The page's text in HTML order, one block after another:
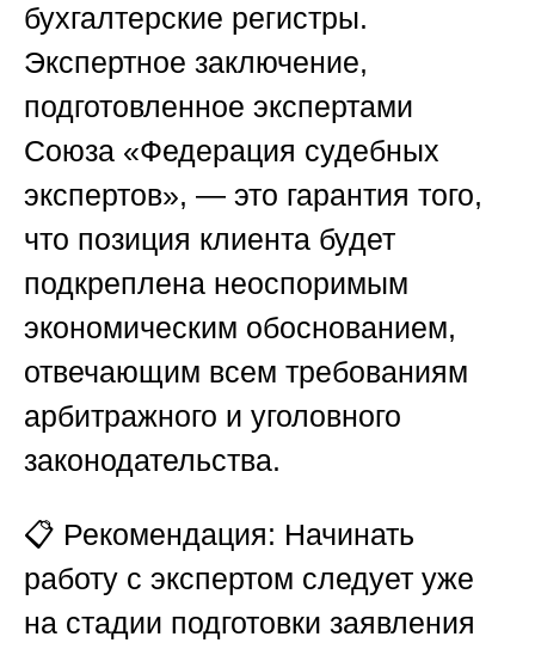
бухгалтерские регистры.
Экспертное заключение,
подготовленное экспертами
Союза «Федерация судебных
экспертов», — это гарантия того,
что позиция клиента будет
подкреплена неоспоримым
экономическим обоснованием,
отвечающим всем требованиям
арбитражного и уголовного
законодательства.
📋 Рекомендация: Начинать
работу с экспертом следует уже
на стадии подготовки заявления